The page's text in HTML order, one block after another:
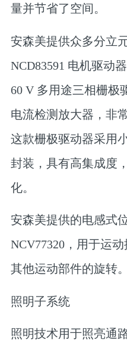
量并节省了空间。
安森美提供众多分立
NCD83591 电机驱动
60 V 多用途三相栅极
电流检测放大器，非
这款栅极驱动器采用
封装，具有高集成度
化。
安森美提供的电感式
NCV77320，用于运
其他运动部件的旋转。
照明子系统
照明技术用于照亮通